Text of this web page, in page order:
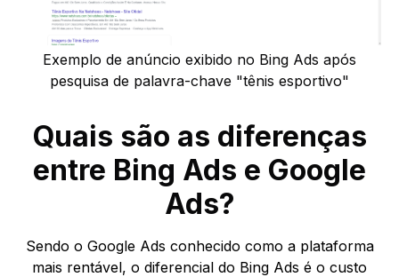
Exemplo de anúncio exibido no Bing Ads após
pesquisa de palavra-chave "tênis esportivo"
Quais são as diferenças
entre Bing Ads e Google
Ads?
Sendo o Google Ads conhecido como a plataforma
mais rentável, o diferencial do Bing Ads é o custo